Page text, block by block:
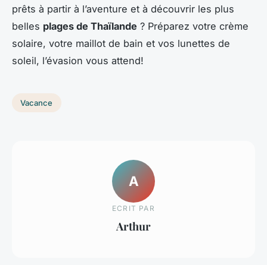
prêts à partir à l’aventure et à découvrir les plus
belles plages de Thaïlande ? Préparez votre crème
solaire, votre maillot de bain et vos lunettes de
soleil, l’évasion vous attend!
Vacance
A
ECRIT PAR
Arthur